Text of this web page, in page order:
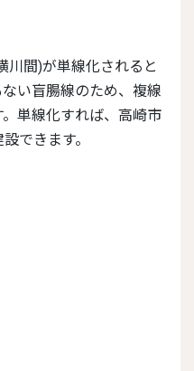
い盲腸線のため、複線
単線化すれば、高崎市
できます。